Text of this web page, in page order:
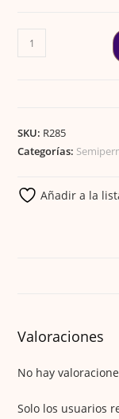
ESMALTE
GEL
SKU: R285
Categorías:
Añadir a la
Valoraciones
No hay
Solo los usuarios